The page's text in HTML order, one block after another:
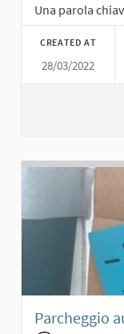
Una parola
CREATED AT
28/03/2022
Parcheggio